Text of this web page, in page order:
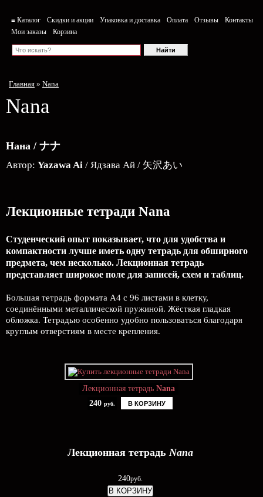
≡ Каталог Скидки и акции Упаковка и доставка Оплата Отзывы
Контакты
Мои заказы
Корзина
Главная » Nana
Nana
Нана / ナナ
Автор: Yazawa Ai / Ядзава Ай / 矢沢あい
Лекционные тетради Nana
Студенческий опыт показывает, что для удобства и
компактности лучше иметь одну тетрадь для обширного
предмета, чем несколько. Лекционная тетрадь
представляет широкое поле для записей, схем и таблиц.
Большая тетрадь формата А4 с 96 листами в клетку,
соединёнными металлической пружиной. Жёсткая гладкая
обложка. Тетрадью особенно удобно пользоваться благодаря
круглым отверстиям в месте крепления.
Лекционная тетрадь Nana
240 руб. В КОРЗИНУ
Лекционная тетрадь Nana
240руб.
В КОРЗИНУ